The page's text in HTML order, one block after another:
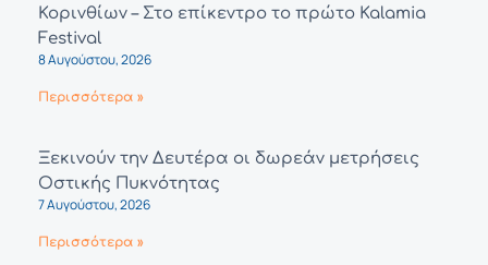
Κορινθίων – Στο επίκεντρο το πρώτο Kalamia
Festival
8 Αυγούστου, 2026
Περισσότερα »
Ξεκινούν την Δευτέρα οι δωρεάν μετρήσεις
Οστικής Πυκνότητας
7 Αυγούστου, 2026
Περισσότερα »